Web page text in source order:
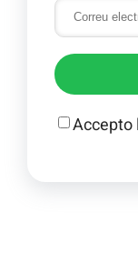
Accepto